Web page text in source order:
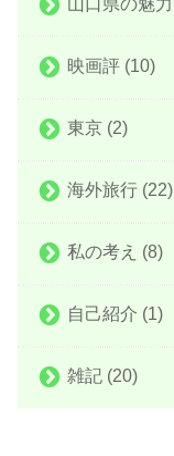
映画評 (10)
東京 (2)
海外旅行 (22)
私の考え (8)
自己紹介 (1)
雑記 (20)